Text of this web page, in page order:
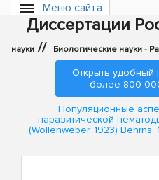
Меню сайта
Диссертации
науки // Биологические науки -
Открыть удобный
более 800
Популяционные
паразитической
(Wollenweber, 1923)